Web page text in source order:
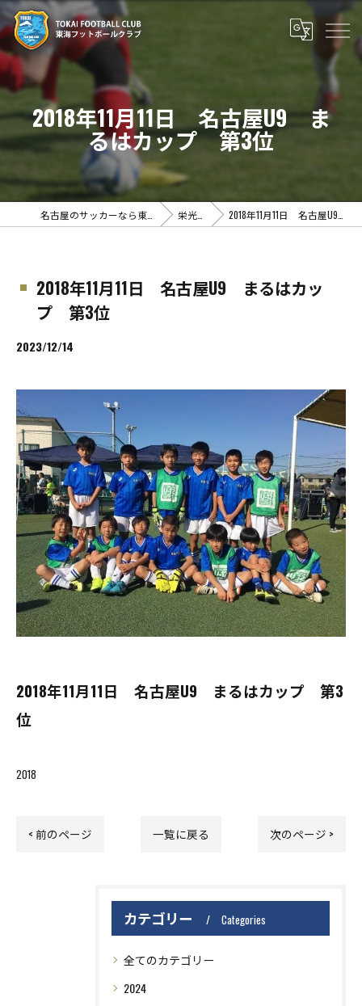
2018年11月11日 名古屋U9 ま
るはカップ 第3位
栄光の軌跡 2018年11月11日 名古屋U9 まるはカップ 第3位
2018年11月11日 名古屋U9 まるはカッ
プ 第3位
2023/12/14
2018年11月11日 名古屋U9 まるはカップ 第3
位
2018
< 前のページ 一覧に戻る 次のページ >
カテゴリー Categories
全てのカテゴリー
2024